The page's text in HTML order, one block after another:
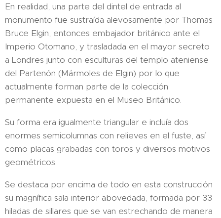
En realidad, una parte del dintel de entrada al
monumento fue sustraída alevosamente por Thomas
Bruce Elgin, entonces embajador británico ante el
Imperio Otomano, y trasladada en el mayor secreto
a Londres junto con esculturas del templo ateniense
del Partenón (Mármoles de Elgin) por lo que
actualmente forman parte de la colección
permanente expuesta en el Museo Británico.
Su forma era igualmente triangular e incluía dos
enormes semicolumnas con relieves en el fuste, así
como placas grabadas con toros y diversos motivos
geométricos.
Se destaca por encima de todo en esta construcción
su magnífica sala interior abovedada, formada por 33
hiladas de sillares que se van estrechando de manera